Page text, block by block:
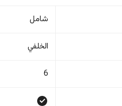
شامل
الخلفي
6